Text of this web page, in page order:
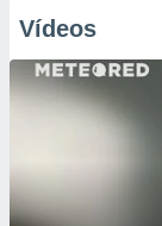
Vídeos